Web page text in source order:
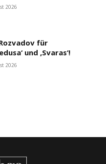
2026
für
und ‚Svaras‘!
2026